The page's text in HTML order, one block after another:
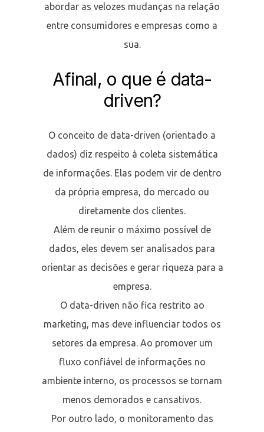
abordar as velozes mudanças na relação
entre consumidores e empresas como a
sua.
Afinal, o que é data-
driven?
O conceito de data-driven (orientado a
dados) diz respeito à coleta sistemática
de informações. Elas podem vir de dentro
da própria empresa, do mercado ou
diretamente dos clientes.
Além de reunir o máximo possível de
dados, eles devem ser analisados para
orientar as decisões e gerar riqueza para a
empresa.
O data-driven não fica restrito ao
marketing, mas deve influenciar todos os
setores da empresa. Ao promover um
fluxo confiável de informações no
ambiente interno, os processos se tornam
menos demorados e cansativos.
Por outro lado, o monitoramento das